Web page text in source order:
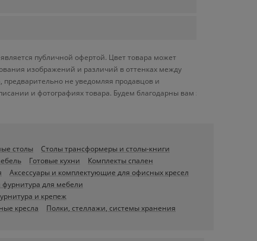
публичной офертой. Цвет товара может
изображений и различий в оттенках между
не уведомляя продавцов и
и фотографиях товара. Будем благодарны вам за
столы
Столы трансформеры и столы-книги
Готовые кухни
Комплекты спален
Аксессуары и комплектующие для офисных кресел
для мебели
и крепеж
кресла
Полки, стеллажи, системы хранения